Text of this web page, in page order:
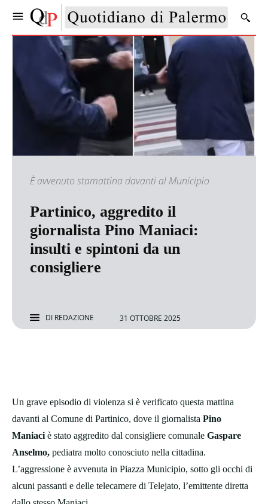
È avvenuto stamattina davanti al Municipio
Partinico, aggredito il
giornalista Pino Maniaci:
insulti e spintoni da un
consigliere
DI REDAZIONE 31 OTTOBRE 2025
Un grave episodio di violenza si è verificato questa mattina
davanti al Comune di Partinico, dove il giornalista Pino
Maniaci è stato aggredito dal consigliere comunale Gaspare
Anselmo, pediatra molto conosciuto nella cittadina.
L’aggressione è avvenuta in Piazza Municipio, sotto gli occhi di
alcuni passanti e delle telecamere di Telejato, l’emittente diretta